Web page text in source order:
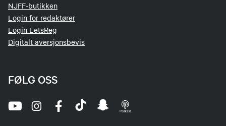
NJFF-butikken
Login for redaktører
Login LetsReg
Digitalt aversjonsbevis
FØLG OSS